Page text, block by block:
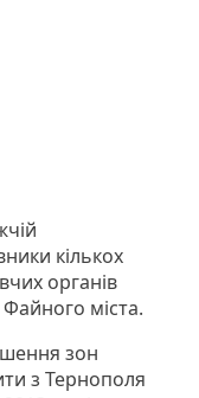
кількох
органів
Файного міста.
зон
з Тернополя